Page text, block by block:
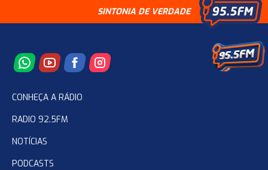
SINTONIA DE VERDADE
CONHEÇA A RÁDIO
RADIO 92.5FM
NOTÍCIAS
PODCASTS